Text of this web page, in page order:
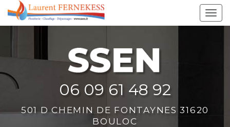
Aller
au
06 09 61 48 92
501 D CHEMIN DE FONTAYNES 31620
BOULOC